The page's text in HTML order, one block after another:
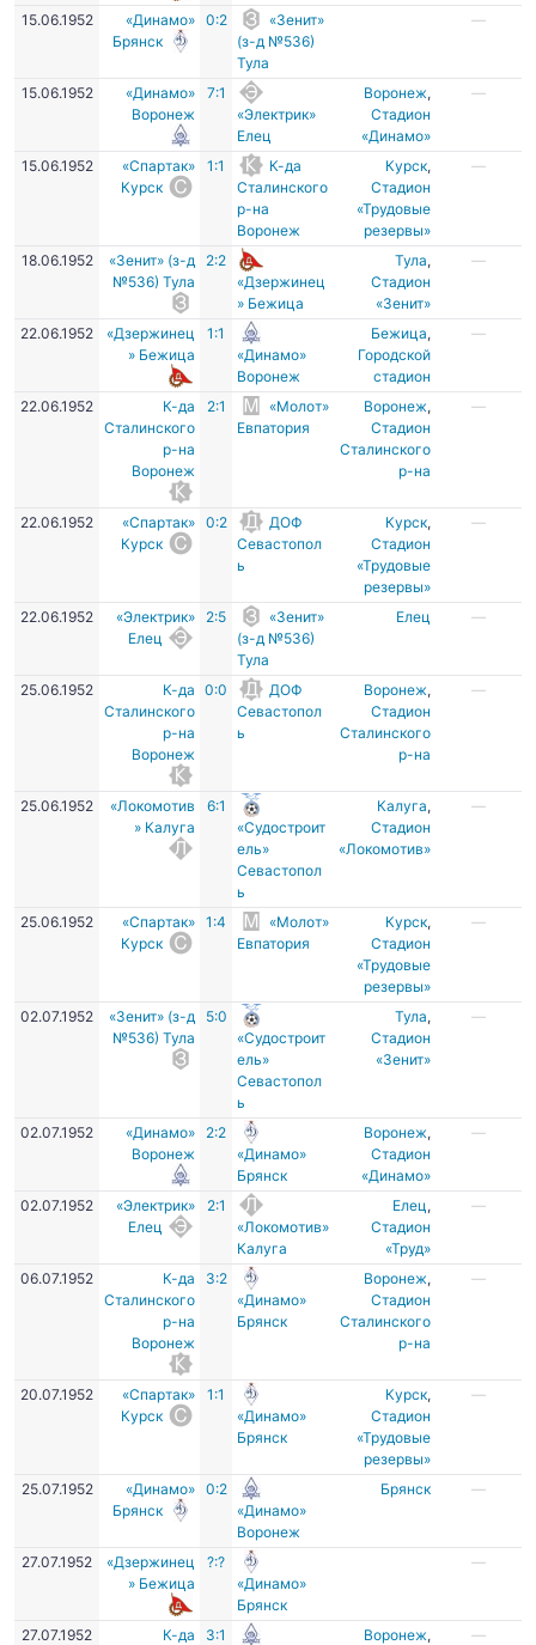
15.06.1952
«Динамо»
Брянск
0:2
«Зенит»
(з-д №536)
Тула
—
15.06.1952
«Динамо»
Воронеж
7:1
«Электрик»
Елец
Воронеж,
Стадион
«Динамо»
—
15.06.1952
«Спартак»
Курск
1:1
К-да
Сталинского
р-на
Воронеж
Курск,
Стадион
«Трудовые
резервы»
—
18.06.1952
«Зенит» (з-д
№536) Тула
2:2
«Дзержинец
» Бежица
Тула,
Стадион
«Зенит»
—
22.06.1952
«Дзержинец
» Бежица
1:1
«Динамо»
Воронеж
Бежица,
Городской
стадион
—
22.06.1952
К-да
Сталинского
р-на
Воронеж
2:1
«Молот»
Евпатория
Воронеж,
Стадион
Сталинского
р-на
—
22.06.1952
«Спартак»
Курск
0:2
ДОФ
Севастопол
ь
Курск,
Стадион
«Трудовые
резервы»
—
22.06.1952
«Электрик»
Елец
2:5
«Зенит»
(з-д №536)
Тула
Елец —
25.06.1952
К-да
Сталинского
р-на
Воронеж
0:0
ДОФ
Севастопол
ь
Воронеж,
Стадион
Сталинского
р-на
—
25.06.1952
«Локомотив
» Калуга
6:1
«Судостроит
ель»
Севастопол
ь
Калуга,
Стадион
«Локомотив»
—
25.06.1952
«Спартак»
Курск
1:4
«Молот»
Евпатория
Курск,
Стадион
«Трудовые
резервы»
—
02.07.1952
«Зенит» (з-д
№536) Тула
5:0
«Судостроит
ель»
Севастопол
ь
Тула,
Стадион
«Зенит»
—
02.07.1952
«Динамо»
Воронеж
2:2
«Динамо»
Брянск
Воронеж,
Стадион
«Динамо»
—
02.07.1952
«Электрик»
Елец
2:1
«Локомотив»
Калуга
Елец ,
Стадион
«Труд»
—
06.07.1952
К-да
Сталинского
р-на
Воронеж
3:2
«Динамо»
Брянск
Воронеж,
Стадион
Сталинского
р-на
—
20.07.1952
«Спартак»
Курск
1:1
«Динамо»
Брянск
Курск,
Стадион
«Трудовые
резервы»
—
25.07.1952
«Динамо»
Брянск
0:2
«Динамо»
Воронеж
Брянск —
27.07.1952
«Дзержинец
» Бежица
?:?
«Динамо»
Брянск
—
27.07.1952
К-да
3:1
Воронеж,
—